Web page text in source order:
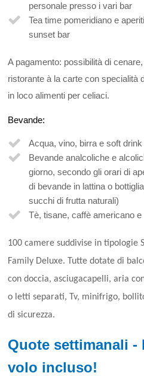
personale presso i vari bar
Tea time pomeridiano e
sunset bar
A pagamento: possibilità di
ristorante à la carte con specialità
in loco alimenti per celiaci.
Bevande:
Acqua, vino, birra e soft
Bevande analcoliche e
giorno, secondo gli orari di
di bevande in lattina o
succhi di frutta naturali)
Tè, tisane, caffè americano
100 camere suddivise in tipologie
Family Deluxe. Tutte dotate di
con doccia, asciugacapelli, aria
o letti separati, Tv, minifrigo,
di sicurezza.
Quote settimanali -
volo incluso!